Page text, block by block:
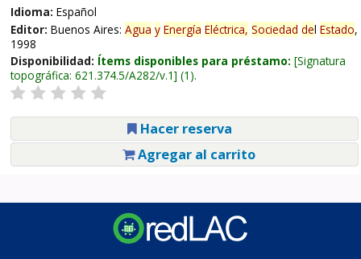
Idioma: Español
Editor: Buenos Aires: Agua y Energía Eléctrica, Sociedad del Estado,
1998
Disponibilidad: Ítems disponibles para préstamo: Signatura
topográfica: 621.374.5/A282/v.1 (1).
Hacer reserva
Agregar al carrito